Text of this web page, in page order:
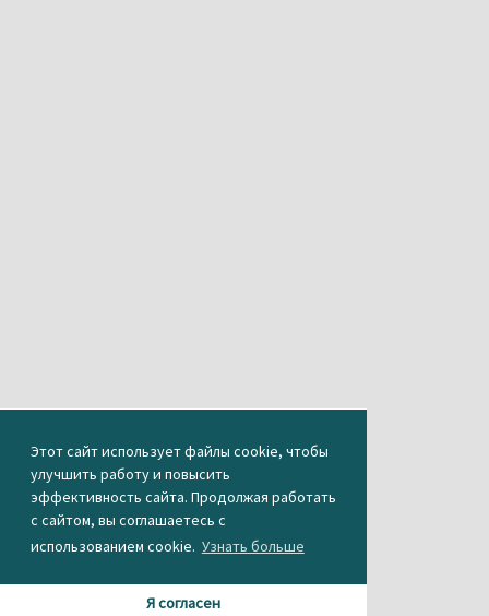
Этот сайт использует файлы cookie, чтобы
улучшить работу и повысить
эффективность сайта. Продолжая работать
с сайтом, вы соглашаетесь с
использованием cookie. Узнать больше
Я согласен